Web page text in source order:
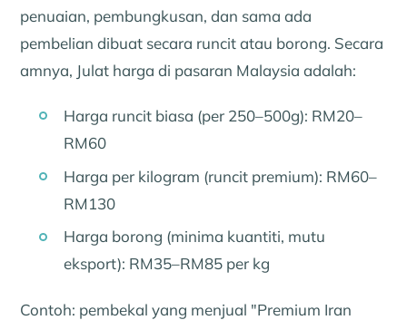
penuaian, pembungkusan, dan sama ada
pembelian dibuat secara runcit atau borong. Secara
amnya, Julat harga di pasaran Malaysia adalah:
Harga runcit biasa (per 250–500g): RM20–
RM60
Harga per kilogram (runcit premium): RM60–
RM130
Harga borong (minima kuantiti, mutu
eksport): RM35–RM85 per kg
Contoh: pembekal yang menjual "Premium Iran